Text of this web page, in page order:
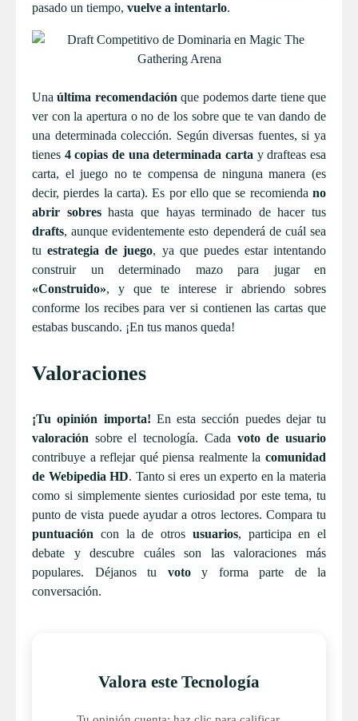
pasado un tiempo, vuelve a intentarlo.
Unaúltima recomendaciónque podemos darte tiene que
ver con la apertura o no de los sobre que te van dando de
una determinada colección. Según diversas fuentes, si ya
tienes 4 copias de una determinada carta y drafteas esa
carta, el juego no te compensa de ninguna manera (es
decir, pierdes la carta). Es por ello que se recomienda no
abrir sobreshasta que hayas terminado de hacer tus
drafts, aunque evidentemente esto dependerá de cuál sea
tuestrategia de juego, ya que puedes estar intentando
construir un determinado mazo para jugar en
«Construido», y que te interese ir abriendo sobres
conforme los recibes para ver si contienen las cartas que
estabas buscando. ¡En tus manos queda!
Valoraciones
¡Tu opinión importa! En esta sección puedes dejar tu
valoración sobre el tecnología. Cada voto de usuario
contribuye a reflejar qué piensa realmente la comunidad
de Webipedia HD. Tanto si eres un experto en la materia
como si simplemente sientes curiosidad por este tema, tu
punto de vista puede ayudar a otros lectores. Compara tu
puntuación con la de otros usuarios, participa en el
debate y descubre cuáles son las valoraciones más
populares. Déjanos tu votoy forma parte de la
conversación.
Valora este Tecnología